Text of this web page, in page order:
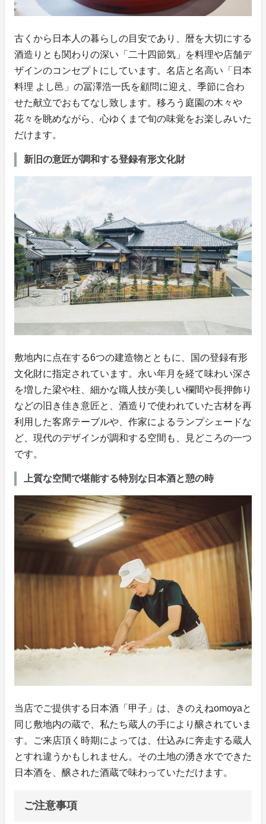
古くから日本人の暮らしの目安であり、暦を大切にする
酒造りとも関わりの深い「二十四節気」を料理や店舗デ
ザインのコンセプトにしています。名店と名高い「日本
料理 よし邑」の冨澤浩一氏を顧問に迎え、季節に合わ
せた献立でおもてなし致します。移ろう庭園の木々や
花々を眺めながら、心ゆくまで旬の味覚をお楽しみいた
だけます。
新旧の意匠が調和する登録有形文化財
敷地内に点在する6つの建造物とともに、国の登録有形
文化財に指定されています。永い年月を経て味わい深さ
を増した梁や柱、細かな職人技が美しい欄間や長押飾り
などの旧き佳き意匠と、酒造りで使われていた古材を再
利用した客席テーブルや、作家によるランプシェードな
ど、現代のデザインが調和する空間も、見どころの一つ
です。
上質な空間で堪能する特別な日本酒と憩の時
当店でご提供する日本酒「甲子」は、きのえねomoyaと
同じ敷地内の蔵で、私たち蔵人の手により醸されていま
す。ご来店頂く時期によっては、仕込みに奔走する蔵人
とすれ違うかもしれません。その土地の湧き水でできた
日本酒を、醸された酒蔵で味わっていただけます。
ご注意事項